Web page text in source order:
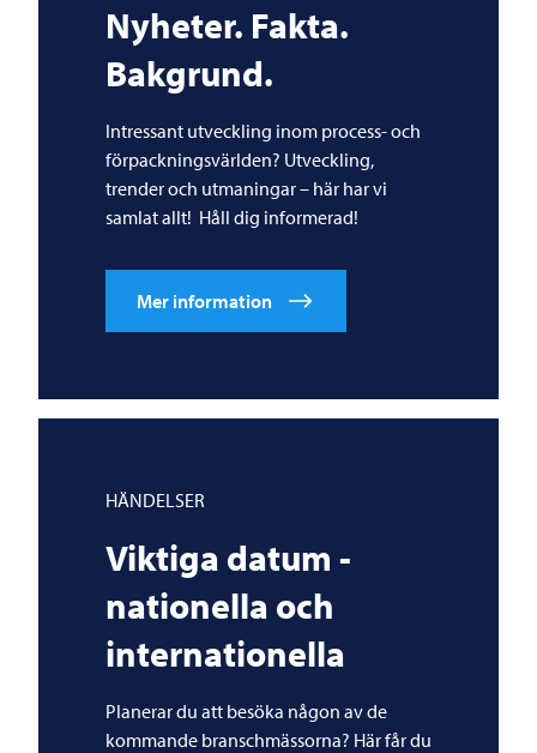
Nyheter. Fakta.
Bakgrund.
Intressant utveckling inom process- och
förpackningsvärlden? Utveckling,
trender och utmaningar – här har vi
samlat allt! Håll dig informerad!
Mer information
HÄNDELSER
Viktiga datum -
nationella och
internationella
Planerar du att besöka någon av de
kommande branschmässorna? Här får du